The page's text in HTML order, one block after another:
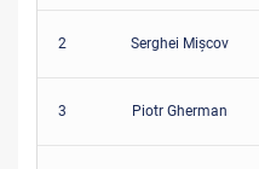
2 Serghei Mișcov
3 Piotr Gherman